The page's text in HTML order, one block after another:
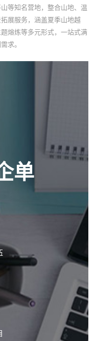
等知名营地，整合山地、温
展服务，涵盖夏季山地越
熔炼等多元形式，一站式满
求。
单